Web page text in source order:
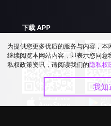
下载 APP
为提供您更多优质的服务与内容，
继续阅览本网站内容，即表示您同
私权政策资讯，请阅读我们的隐私权
我知